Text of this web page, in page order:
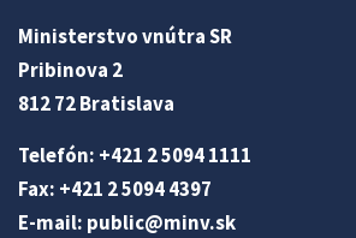
Ministerstvo vnútra SR
Pribinova 2
812 72 Bratislava
Telefón: +421 2 5094 1111
Fax: +421 2 5094 4397
E-mail: public@minv.sk